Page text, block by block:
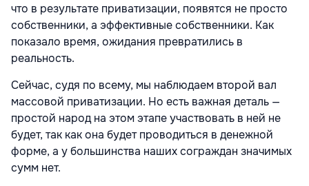
что в результате приватизации, появятся не просто
собственники, а эффективные собственники. Как
показало время, ожидания превратились в
реальность.
Сейчас, судя по всему, мы наблюдаем второй вал
массовой приватизации. Но есть важная деталь —
простой народ на этом этапе участвовать в ней не
будет, так как она будет проводиться в денежной
форме, а у большинства наших сограждан значимых
сумм нет.